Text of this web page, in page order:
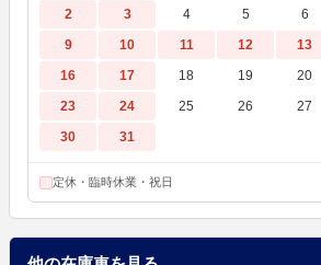
2
3 4 5 6
9
10 11 12 13
16
17 18 19 20
23
24 25 26 27
30
31
定休・臨時休業・祝日